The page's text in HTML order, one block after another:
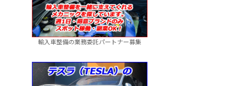
輸入車整備の業務委託パートナー募集